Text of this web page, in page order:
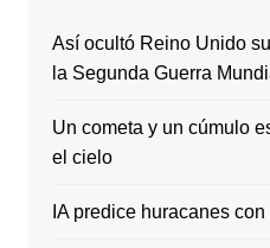
Así ocultó Reino Unido
la Segunda Guerra
Un cometa y un cúmulo
el cielo
IA predice huracanes